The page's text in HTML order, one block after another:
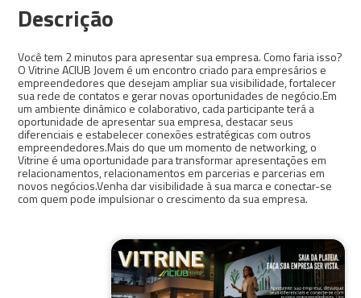
Descrição
Você tem 2 minutos para apresentar sua empresa. Como faria isso?
O Vitrine ACIUB Jovem é um encontro criado para empresários e
empreendedores que desejam ampliar sua visibilidade, fortalecer
sua rede de contatos e gerar novas oportunidades de negócio.Em
um ambiente dinâmico e colaborativo, cada participante terá a
oportunidade de apresentar sua empresa, destacar seus
diferenciais e estabelecer conexões estratégicas com outros
empreendedores.Mais do que um momento de networking, o
Vitrine é uma oportunidade para transformar apresentações em
relacionamentos, relacionamentos em parcerias e parcerias em
novos negócios.Venha dar visibilidade à sua marca e conectar-se
com quem pode impulsionar o crescimento da sua empresa.